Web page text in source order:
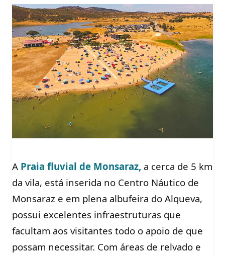
A Praia fluvial de Monsaraz, a cerca de 5 km
da vila, está inserida no Centro Náutico de
Monsaraz e em plena albufeira do Alqueva,
possui excelentes infraestruturas que
facultam aos visitantes todo o apoio de que
possam necessitar. Com áreas de relvado e